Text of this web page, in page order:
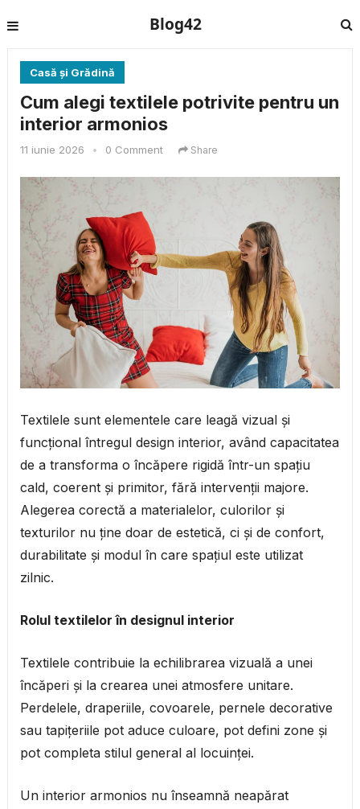
Blog42
Casă și Grădină
Cum alegi textilele potrivite pentru un
interior armonios
11 iunie 2026 • 0 Comment Share
Textilele sunt elementele care leagă vizual și
funcțional întregul design interior, având capacitatea
de a transforma o încăpere rigidă într-un spațiu
cald, coerent și primitor, fără intervenții majore.
Alegerea corectă a materialelor, culorilor și
texturilor nu ține doar de estetică, ci și de confort,
durabilitate și modul în care spațiul este utilizat
zilnic.
Rolul textilelor în designul interior
Textilele contribuie la echilibrarea vizuală a unei
încăperi și la crearea unei atmosfere unitare.
Perdelele, draperiile, covoarele, pernele decorative
sau tapițeriile pot aduce culoare, pot defini zone și
pot completa stilul general al locuinței.
Un interior armonios nu înseamnă neapărat